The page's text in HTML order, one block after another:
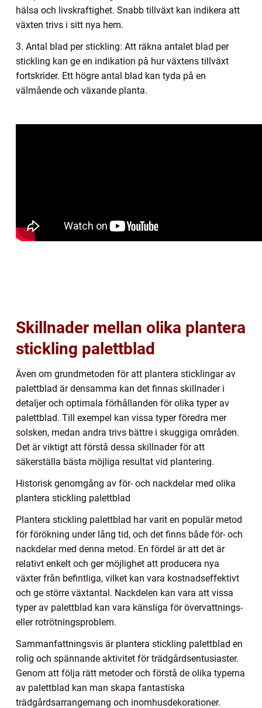
hälsa och livskraftighet. Snabb tillväxt kan indikera att
växten trivs i sitt nya hem.
3. Antal blad per stickling: Att räkna antalet blad per
stickling kan ge en indikation på hur växtens tillväxt
fortskrider. Ett högre antal blad kan tyda på en
välmående och växande planta.
Skillnader mellan olika plantera
stickling palettblad
Även om grundmetoden för att plantera sticklingar av
palettblad är densamma kan det finnas skillnader i
detaljer och optimala förhållanden för olika typer av
palettblad. Till exempel kan vissa typer föredra mer
solsken, medan andra trivs bättre i skuggiga områden.
Det är viktigt att förstå dessa skillnader för att
säkerställa bästa möjliga resultat vid plantering.
Historisk genomgång av för- och nackdelar med olika
plantera stickling palettblad
Plantera stickling palettblad har varit en populär metod
för förökning under lång tid, och det finns både för- och
nackdelar med denna metod. En fördel är att det är
relativt enkelt och ger möjlighet att producera nya
växter från befintliga, vilket kan vara kostnadseffektivt
och ge större växtantal. Nackdelen kan vara att vissa
typer av palettblad kan vara känsliga för övervattnings-
eller rotrötningsproblem.
Sammanfattningsvis är plantera stickling palettblad en
rolig och spännande aktivitet för trädgårdsentusiaster.
Genom att följa rätt metoder och förstå de olika typerna
av palettblad kan man skapa fantastiska
trädgårdsarrangemang och inomhusdekorationer.